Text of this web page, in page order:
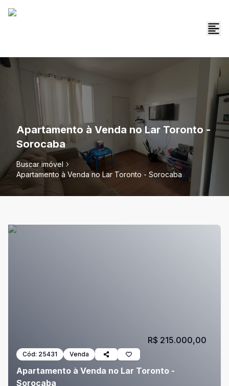
Apartamento à Venda no Lar Toronto -
Sorocaba
Buscar imóvel
Apartamento à Venda no Lar Toronto - Sorocaba
Cód: 25431 Venda
Apartamento à Venda no Lar Toronto -
Sorocaba
R$ 215.000,00